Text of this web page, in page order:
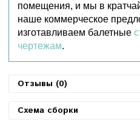
помещения, и мы в
наше коммерческое
изготавливаем балетные
чертежам.
Отзывы (0)
Схема сборки